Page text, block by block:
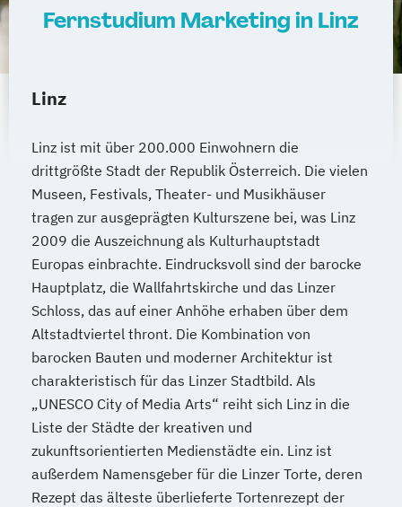
Nachhaltiges Management New Work
Personalmanagement
Personalmanagement (DE/EN) Pflege
Pflegemanagement Pflegepädagogik
Physiotherapie
Product Management (DE/EN)
Produktdesign
Projektmanagement (DE/EN)
Psychologie Public Health
Public Management
Public Management für
Verwaltungsfachangestellte
Public Relations und Kommunikation
Pädagogik
Pädagogik
Bildungsberatung und Leitung
Robotics (DE/EN)
Fernstudium Marketing in Linz
Linz
Linz ist mit über 200.000 Einwohnern die
drittgrößte Stadt der Republik Österreich. Die vielen
Museen, Festivals, Theater- und Musikhäuser
tragen zur ausgeprägten Kulturszene bei, was Linz
2009 die Auszeichnung als Kulturhauptstadt
Europas einbrachte. Eindrucksvoll sind der barocke
Hauptplatz, die Wallfahrtskirche und das Linzer
Schloss, das auf einer Anhöhe erhaben über dem
Altstadtviertel thront. Die Kombination von
barocken Bauten und moderner Architektur ist
charakteristisch für das Linzer Stadtbild. Als
„UNESCO City of Media Arts“ reiht sich Linz in die
Liste der Städte der kreativen und
zukunftsorientierten Medienstädte ein. Linz ist
außerdem Namensgeber für die Linzer Torte, deren
Rezept das älteste überlieferte Tortenrezept der